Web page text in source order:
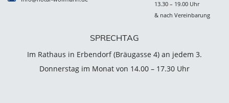
13.30 – 19.00 Uhr
& nach Vereinbarung
SPRECHTAG
Im Rathaus in Erbendorf (Bräugasse 4) an jedem 3.
Donnerstag im Monat von 14.00 – 17.30 Uhr